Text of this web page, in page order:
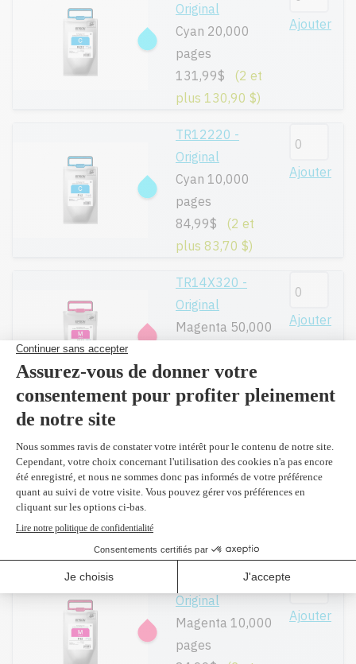
Original
Cyan 20,000
pages
131,99$
(2 et
plus 130,90 $)
Ajouter
TR12220 -
Original
Cyan 10,000
pages
84,99$
(2 et
plus 83,70 $)
Ajouter
TR14X320 -
Original
Magenta 50,000
286,99$ (2 et
plus 284,60 $)
Ajouter
Original
Magenta 20,000
pages
plus 130,90 $)
Ajouter
Original
Magenta 10,000
pages
Ajouter